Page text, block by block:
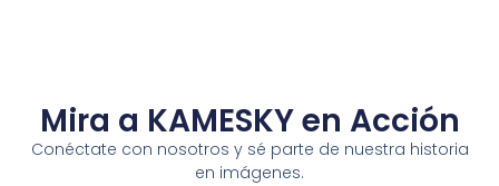
Mira a KAMESKY en Acción
Conéctate con nosotros y sé parte de nuestra historia
en imágenes.